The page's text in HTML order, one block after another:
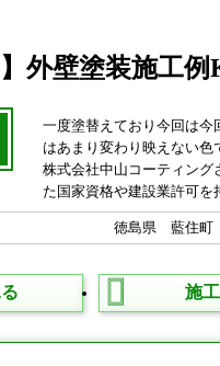
外壁塗装施工例
一度塗替えており今回は今
はあまり変わり映えない色
株式会社中山コーティング
た国家資格や建設業許可を
施